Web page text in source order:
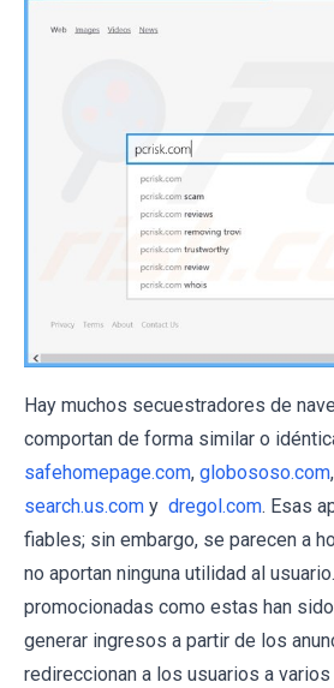
Hay muchos secuestradores de
comportan de forma similar o
safehomepage.com, globososo.com,
search.us.com y dregol.com. Esas
fiables; sin embargo, se parecen a
no aportan ninguna utilidad al
promocionadas como estas han
generar ingresos a partir de los
redireccionan a los usuarios a